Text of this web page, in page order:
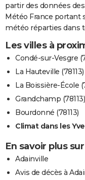
partir des données
Météo France portant
météo réparties dans
Les villes à
Condé-sur-Vesgre
La Hauteville (78113)
La Boissière-École
Grandchamp (78113)
Bourdonné (78113)
Climat dans les
En savoir plus
Adainville
Avis de décès à